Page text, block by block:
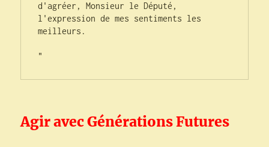
d'agréer, Monsieur le Député,
l'expression de mes sentiments les
meilleurs.
"
Agir avec Générations Futures